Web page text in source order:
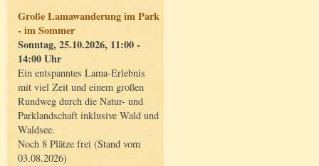
Große Lamawanderung im Park
- im Sommer
Sonntag, 25.10.2026, 11:00 -
14:00 Uhr
Ein entspanntes Lama-Erlebnis
mit viel Zeit und einem großen
Rundweg durch die Natur- und
Parklandschaft inklusive Wald und
Waldsee.
Noch 8 Plätze frei (Stand vom
03.08.2026)